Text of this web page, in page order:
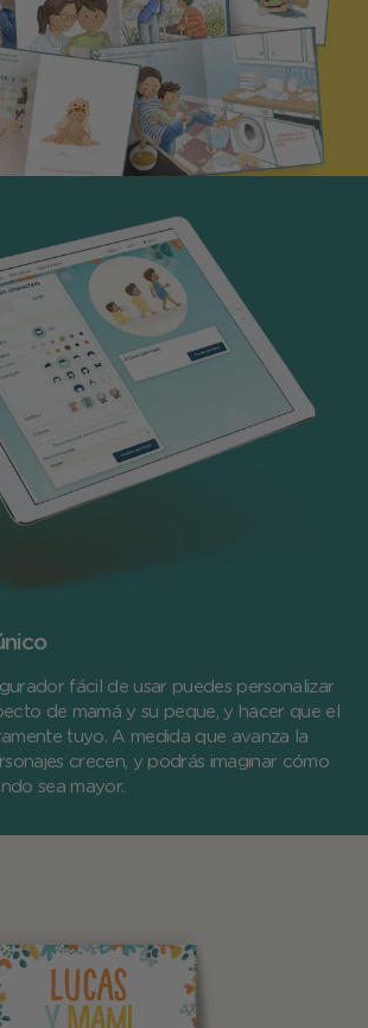
fácil de usar puedes personalizar
de mamá y su peque, y hacer que el
tuyo. A medida que avanza la
crecen, y podrás imaginar cómo
sea mayor.